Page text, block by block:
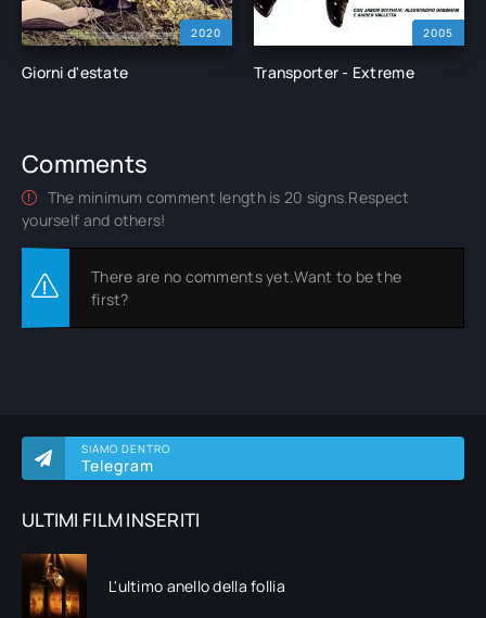
SIAMO DENTRO
Telegram
ULTIMI FILM INSERITI
L'ultimo anello della follia
2020
Giorni d'estate
2005
Transporter - Extreme
Comments
The minimum comment length is 20 signs.Respect
yourself and others!
There are no comments yet.Want to be the
first?